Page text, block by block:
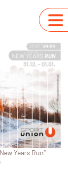
Years Run“